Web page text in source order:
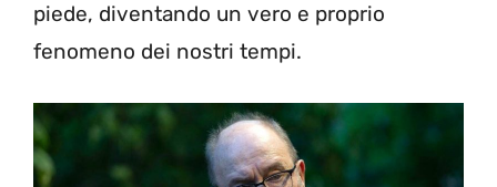
piede, diventando un vero e proprio
fenomeno dei nostri tempi.